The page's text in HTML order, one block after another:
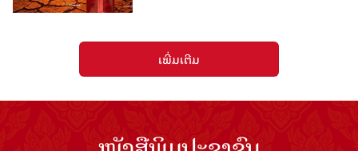
ເພີ່ມເຕີມ